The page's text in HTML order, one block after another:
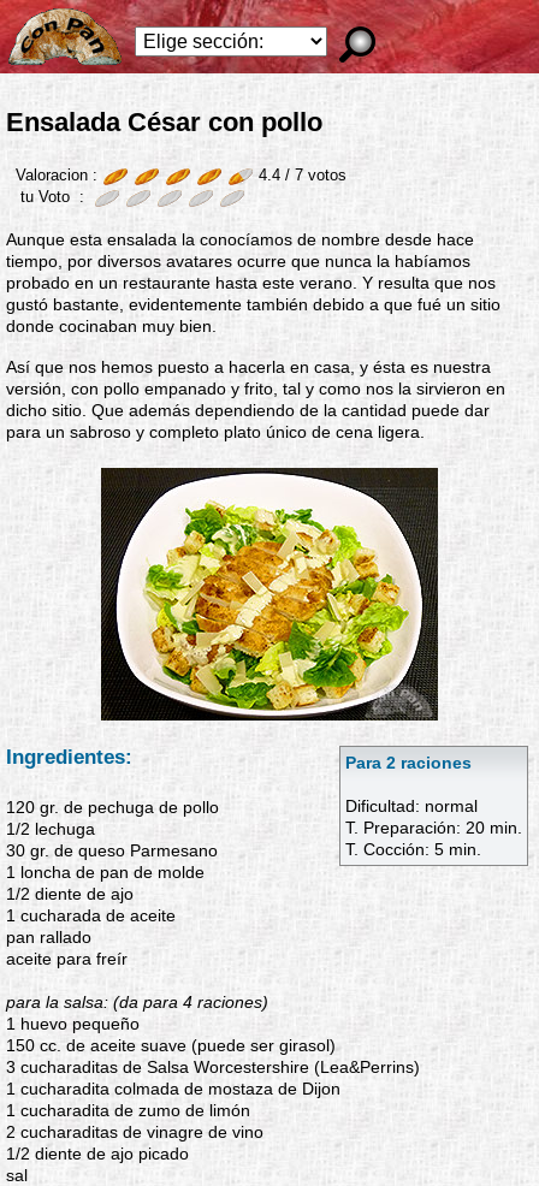
Ensalada César con pollo
Valoracion : 4.4 /7votos
tu Voto :
Aunque esta ensalada la conocíamos de nombre desde hace
tiempo, por diversos avatares ocurre que nunca la habíamos
probado en un restaurante hasta este verano. Y resulta que nos
gustó bastante, evidentemente también debido a que fué un sitio
donde cocinaban muy bien.
Así que nos hemos puesto a hacerla en casa, y ésta es nuestra
versión, con pollo empanado y frito, tal y como nos la sirvieron en
dicho sitio. Que además dependiendo de la cantidad puede dar
para un sabroso y completo plato único de cena ligera.
Para 2 raciones
Dificultad: normal
T. Preparación: 20 min.
T. Cocción: 5 min.
Ingredientes:
120 gr. de pechuga de pollo
1/2 lechuga
30 gr. de queso Parmesano
1 loncha de pan de molde
1/2 diente de ajo
1 cucharada de aceite
pan rallado
aceite para freír
para la salsa: (da para 4 raciones)
1 huevo pequeño
150 cc. de aceite suave (puede ser girasol)
3 cucharaditas de Salsa Worcestershire (Lea&Perrins)
1 cucharadita colmada de mostaza de Dijon
1 cucharadita de zumo de limón
2 cucharaditas de vinagre de vino
1/2 diente de ajo picado
sal